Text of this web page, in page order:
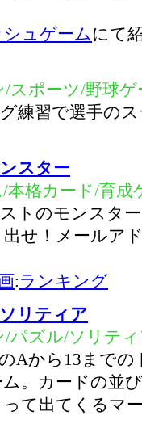
ュゲームにて
スポーツ/野球ゲ
練習で選手の
スター
本格カード/育成
トのモンスタ
せ！メールア
:ランキング
リティア
/パズル/ソリテ
Aから13まで
。カードの並
て出てくるマ